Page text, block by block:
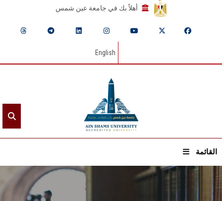
أهلاً بك في جامعة عين شمس
English
القائمة
الرئيسيـة